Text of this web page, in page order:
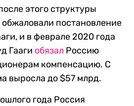
этого структуры
постановление
и в феврале 2020 года
Гааги обязал Россию
компенсацию. С
выросла до $57 млрд.
года Россия